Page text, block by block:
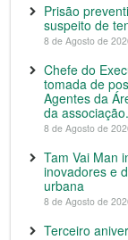
Prisão
suspeito de
8 de Agosto de
Chefe do
tomada de
Agentes da
da associação.
8 de Agosto de
Tam Vai Man
inovadores e
urbana
8 de Agosto de
Terceiro